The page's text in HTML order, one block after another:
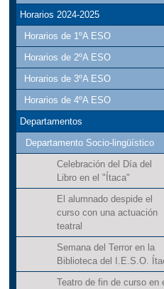
Horarios 2024-2025
Horarios de 1ºA ESO
Horarios de 2ºA ESO
Horarios de 3ºA ESO
Horarios de 4ºA ESO
Departamentos
Departamento Socio-lingüístico
Celebración del Día del
Libro en el "Ítaca"
El alumnado despide el
curso con una actuación
teatral
Semana del Terror en la
Biblioteca del I.E.S.O.
Teatro de fin de curso en